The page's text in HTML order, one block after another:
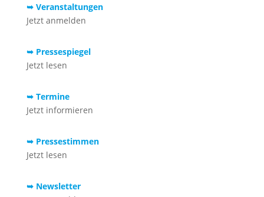
➥ Veranstaltungen
Jetzt anmelden
➥ Pressespiegel
Jetzt lesen
➥ Termine
Jetzt informieren
➥ Pressestimmen
Jetzt lesen
➥ Newsletter